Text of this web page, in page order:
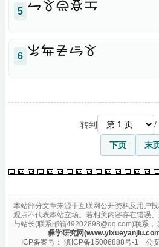
5 
6 
转到 /
下页 末
本站部分文章来源于互联网公开资料及用户
观点不代表本站立场。若相关内容存在错误
与站长(联系邮箱49202898@qq.com)联系，
彝学研究网
ICP备案号： 滇ICP备15006888号-1 公